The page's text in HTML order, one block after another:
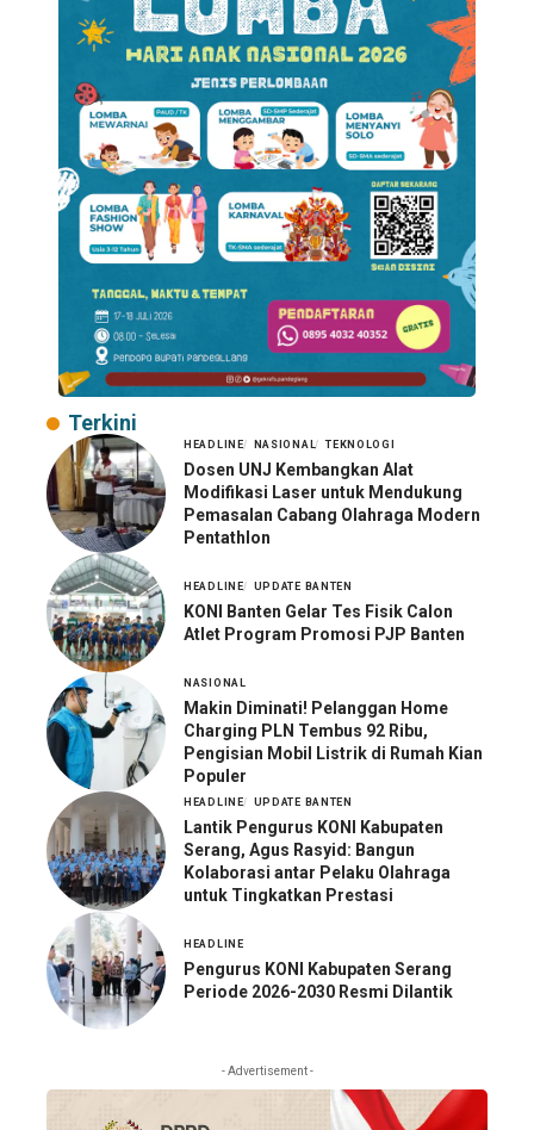
Terkini
HEADLINE NASIONAL TEKNOLOGI
Dosen UNJ Kembangkan Alat
Modifikasi Laser untuk Mendukung
Pemasalan Cabang Olahraga Modern
Pentathlon
HEADLINE UPDATE BANTEN
KONI Banten Gelar Tes Fisik Calon
Atlet Program Promosi PJP Banten
NASIONAL
Makin Diminati! Pelanggan Home
Charging PLN Tembus 92 Ribu,
Pengisian Mobil Listrik di Rumah Kian
Populer
HEADLINE UPDATE BANTEN
Lantik Pengurus KONI Kabupaten
Serang, Agus Rasyid: Bangun
Kolaborasi antar Pelaku Olahraga
untuk Tingkatkan Prestasi
HEADLINE
Pengurus KONI Kabupaten Serang
Periode 2026-2030 Resmi Dilantik
- Advertisement -